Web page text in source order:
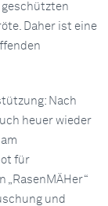
geschützten
Daher ist eine
Nach
heuer wieder
für
„RasenMÄHer“
und